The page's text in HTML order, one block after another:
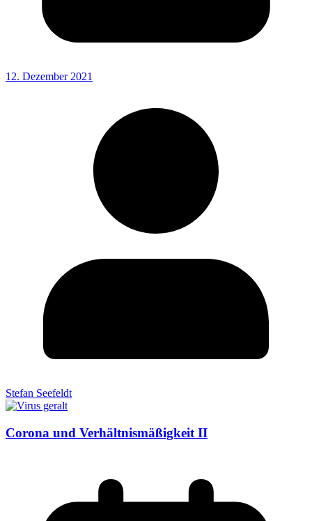
12. Dezember 2021
Stefan Seefeldt
Corona und Verhältnismäßigkeit II